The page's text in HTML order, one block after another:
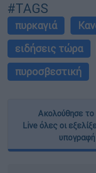
#TAGS
πυρκαγιά
ειδήσεις τώρα
πυροσβεστική
Ακολούθησε
Live όλες οι